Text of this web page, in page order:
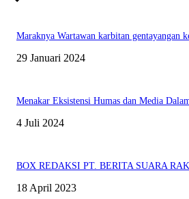
Maraknya Wartawan karbitan gentayangan
29 Januari 2024
Menakar Eksistensi Humas dan Media
4 Juli 2024
BOX REDAKSI PT. BERITA SUARA
18 April 2023